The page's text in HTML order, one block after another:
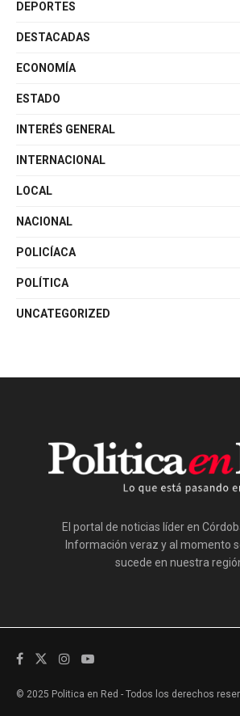
DEPORTES
DESTACADAS
ECONOMÍA
ESTADO
INTERÉS GENERAL
INTERNACIONAL
LOCAL
NACIONAL
POLICÍACA
POLÍTICA
UNCATEGORIZED
El portal de noticias líder en
Información veraz y al momento
sucede en nuestra
© 2025 Politica en Red - Todos los derechos